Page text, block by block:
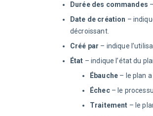
Durée des commandes
Date de création –
décroissant.
Créé par – indique
État – indique l’état du
Ébauche – le plan
Échec– le
Traitement – le